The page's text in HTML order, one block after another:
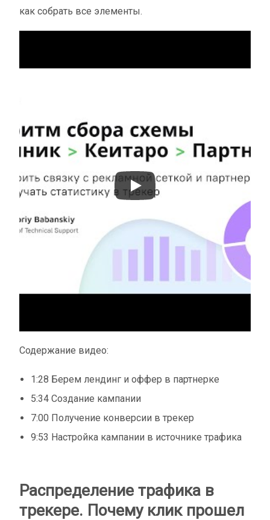
как собрать все элементы.
Содержание видео:
1:28 Берем лендинг и оффер в партнерке
5:34 Создание кампании
7:00 Получение конверсии в трекер
9:53 Настройка кампании в источнике трафика
Распределение трафика в
трекере. Почему клик прошел